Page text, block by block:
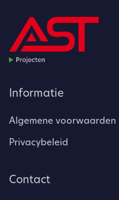
Informatie
Algemene voorwaarden
Privacybeleid
Contact